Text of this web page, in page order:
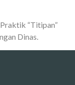
“Titipan”
Dinas.